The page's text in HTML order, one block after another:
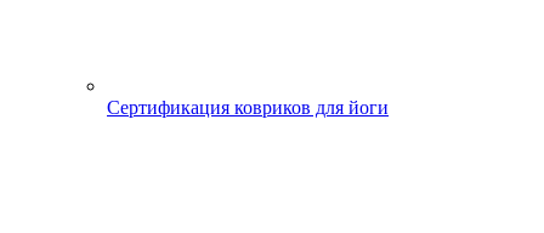
Сертификация ковриков для йоги